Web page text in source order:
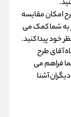
امکان مقایسه
به شما کمک می
خود پیدا کنید.
آقای طرح
فراهم می
آشنا